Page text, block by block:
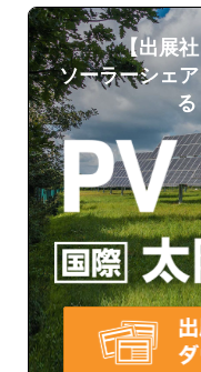
【出展
ソーラーシェ